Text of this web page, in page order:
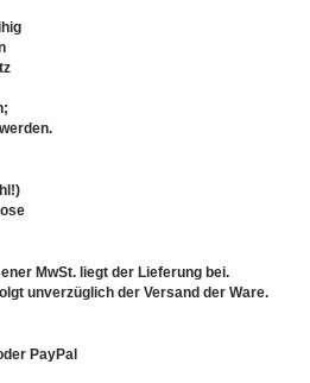
MwSt. liegt der Lieferung bei.
unverzüglich der Versand der Ware.
PayPal